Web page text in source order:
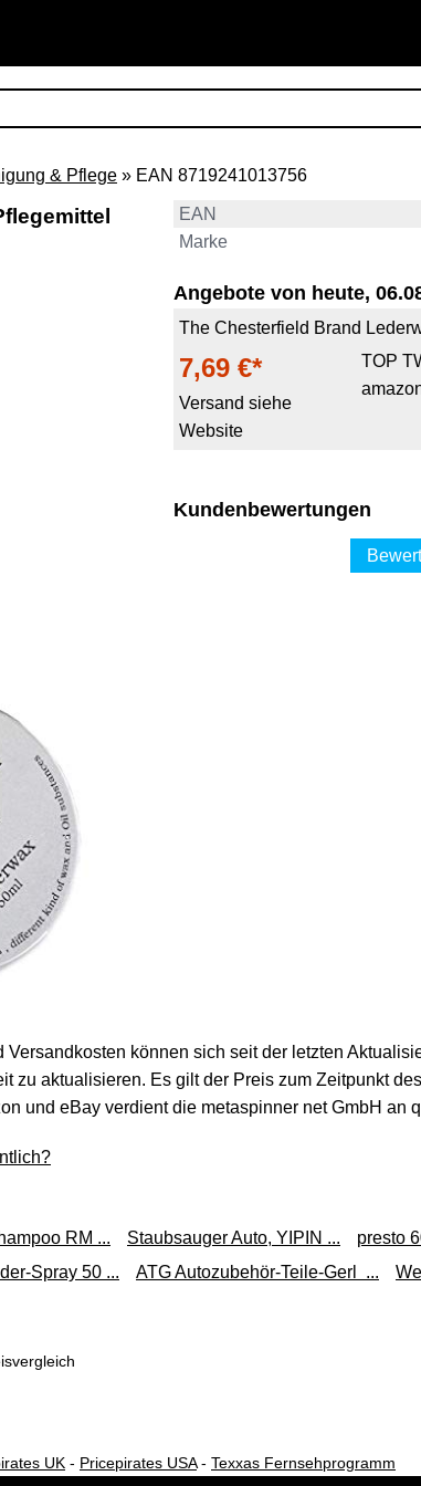
& Pflege » EAN 8719241013756
EAN
Marke
Angebote von heute,
The Chesterfield Brand
7,69 €*
Versand siehe
Website
TOP
Kundenbewertungen
können sich seit der letzten
zu aktualisieren. Es gilt der Preis zum Zeitpunkt
und eBay verdient die metaspinner net GmbH an
RM ... Staubsauger Auto, YIPIN ...
presto
Spray 50 ... ATG Autozubehör-Teile-Gerl ...
UK - Pricepirates USA- Texxas Fernsehprogramm